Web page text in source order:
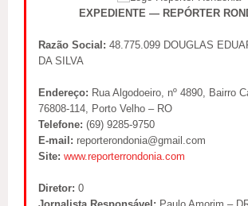
EXPEDIENTE — REPÓRTER
Razão Social: 48.775.099 DOUGLAS
DA SILVA
Endereço: Rua Algodoeiro, nº 4890, Bairro
76808-114, Porto Velho – RO
Telefone: (69) 9285-9750
E-mail: reporterondonia@gmail.com
Site: www.reporterrondonia.com
Diretor: 0